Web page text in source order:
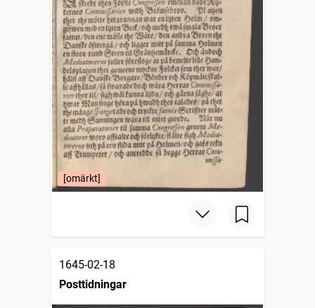
[omärkt]
1645-02-18
Posttidningar